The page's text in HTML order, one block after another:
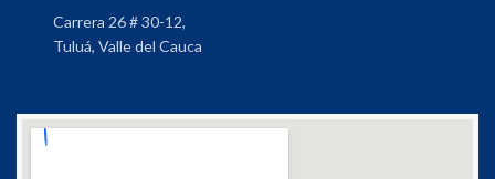
Carrera 26 # 30-12,
Tuluá, Valle del Cauca